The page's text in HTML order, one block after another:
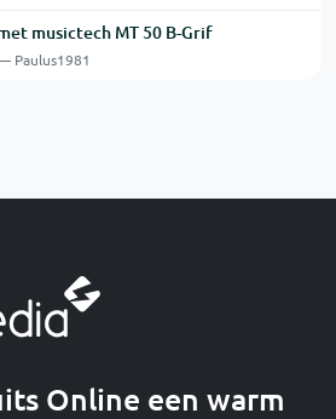
musictech MT 50 B-Grif
Paulus1981
Online een warm